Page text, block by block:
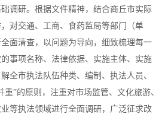
研。根据文件精神，结合商丘市实际
对交通、工商、食药监局等部门（单
面清查，以问题为导向，细致梳理每一
事项名称、法律依据、实施主体、实施
全市执法队伍种类、编制、执法人员、
”的原则，注重对市场监管、文化旅游、
等执法领域进行全面调研，广泛征求改